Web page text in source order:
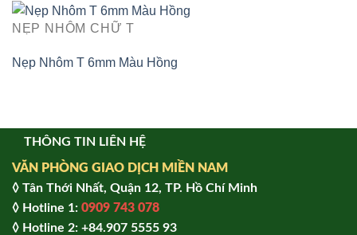
NẸP NHÔM CHỮ T
Nẹp Nhôm T 6mm Màu Hồng
THÔNG TIN LIÊN HỆ
VĂN PHÒNG GIAO DỊCH MIỀN NAM
◊ Tân Thới Nhất, Quận 12, TP. Hồ Chí Minh
◊ Hotline 1: 0909 743 078
◊ Hotline 2: +84.907 5555 93